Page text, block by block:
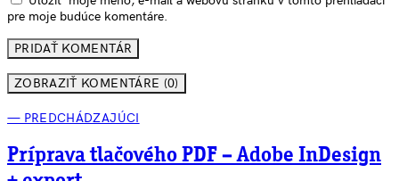
pre moje budúce komentáre.
ZOBRAZIŤ KOMENTÁRE (0)
— PREDCHÁDZAJÚCI
Príprava tlačového PDF – Adobe InDesign